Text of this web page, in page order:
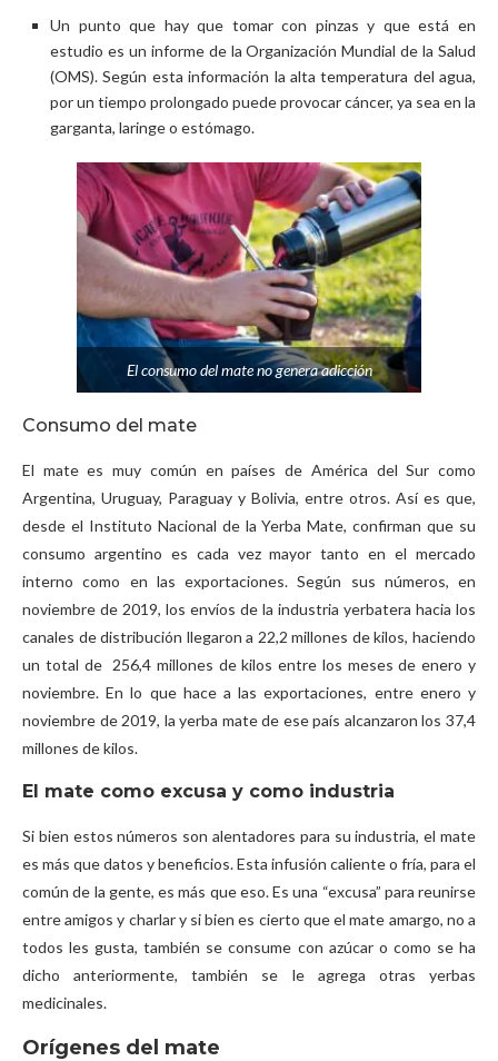
Un punto que hay que tomar con pinzas y que está en
estudio es un informe de la Organización Mundial de la Salud
(OMS). Según esta información la alta temperatura del agua,
por un tiempo prolongado puede provocar cáncer, ya sea en la
garganta, laringe o estómago.
El consumo del mate no genera adicción
Consumo del mate
El mate es muy común en países de América del Sur como
Argentina, Uruguay, Paraguay y Bolivia, entre otros. Así es que,
desde el Instituto Nacional de la Yerba Mate, confirman que su
consumo argentino es cada vez mayor tanto en el mercado
interno como en las exportaciones. Según sus números, en
noviembre de 2019, los envíos de la industria yerbatera hacia los
canales de distribución llegaron a 22,2 millones de kilos, haciendo
un total de 256,4 millones de kilos entre los meses de enero y
noviembre. En lo que hace a las exportaciones, entre enero y
noviembre de 2019, la yerba mate de ese país alcanzaron los 37,4
millones de kilos.
El mate como excusa y como industria
Si bien estos números son alentadores para su industria, el mate
es más que datos y beneficios. Esta infusión caliente o fría, para el
común de la gente, es más que eso. Es una “excusa” para reunirse
entre amigos y charlar y si bien es cierto que el mate amargo, no a
todos les gusta, también se consume con azúcar o como se ha
dicho anteriormente, también se le agrega otras yerbas
medicinales.
Orígenes del mate